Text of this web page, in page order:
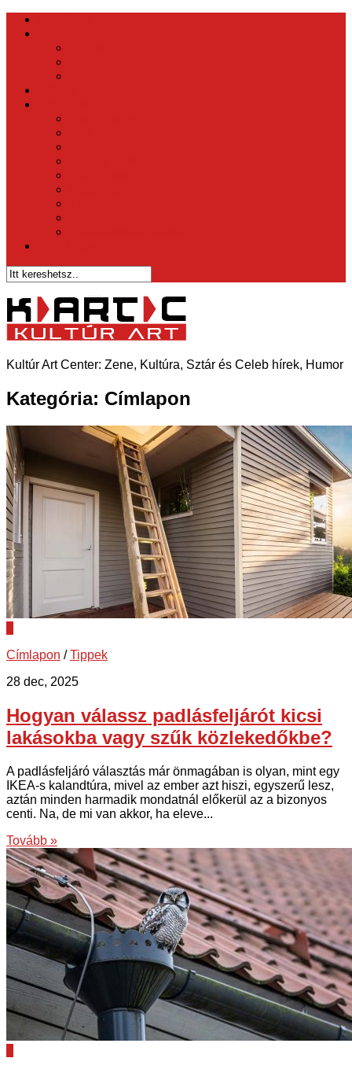
Kultúr Art Center: Zene, Kultúra, Sztár és Celeb hírek, Humor
Kategória: Címlapon
Címlapon /Tippek
28 dec, 2025
Hogyan válassz padlásfeljárót kicsi
lakásokba vagy szűk közlekedőkbe?
A padlásfeljáró választás már önmagában is olyan, mint egy
IKEA-s kalandtúra, mivel az ember azt hiszi, egyszerű lesz,
aztán minden harmadik mondatnál előkerül az a bizonyos
centi. Na, de mi van akkor, ha eleve...
Tovább »